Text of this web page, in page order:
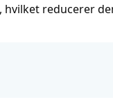
reducerer